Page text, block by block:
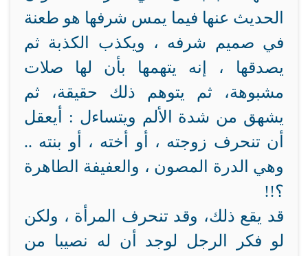
الحديث عنها فيما يمس شرفها هو طعنة
في صميم شرفه ، ويكذب الكذبة ثم
يصدقها ، إنه يتهمها بأن لها صلات
مشبوهة، ثم يتوهم ذلك حقيقة، ثم
يشهق من شدة الألم ويتساءل : أيعقل
أن تنحرف زوجته ، أو أخته ، أو بنته ..
وهي الدرة المصون ، والعفيفة الطاهرة
؟!!
قد يقع ذلك، وقد تنحرف المرأة ، ولكن
لو فكر الرجل لوجد أن له نصيبا من